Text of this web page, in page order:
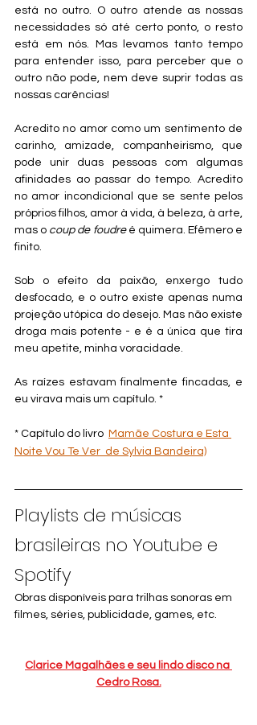
está no outro. O outro atende as nossas
necessidades só até certo ponto, o resto
está em nós. Mas levamos tanto tempo
para entender isso, para perceber que o
outro não pode, nem deve suprir todas as
nossas carências!
Acredito no amor como um sentimento de
carinho, amizade, companheirismo, que
pode unir duas pessoas com algumas
afinidades ao passar do tempo. Acredito
no amor incondicional que se sente pelos
próprios filhos, amor à vida, à beleza, à arte,
mas o coup de foudre é quimera. Efêmero e
finito.
Sob o efeito da paixão, enxergo tudo
desfocado, e o outro existe apenas numa
projeção utópica do desejo. Mas não existe
droga mais potente - e é a única que tira
meu apetite, minha voracidade.
As raízes estavam finalmente fincadas, e
eu virava mais um capítulo. *
* Capítulo do livro Mamãe Costura e Esta
Noite Vou Te Ver
  de Sylvia Bandeira)
Playlists de músicas
brasileiras no Youtube e
Spotify
Obras disponíveis para trilhas sonoras em
filmes, séries, publicidade, games, etc.
Clarice Magalhães e seu lindo disco na
Cedro Rosa.